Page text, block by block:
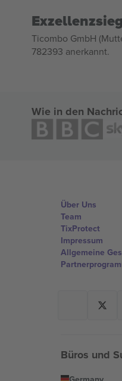
Ticombo GmbH
782393 anerkannt.
Wie in den
Über Uns
Team
TixProtect
Impressum
Allgemeine
Büros und